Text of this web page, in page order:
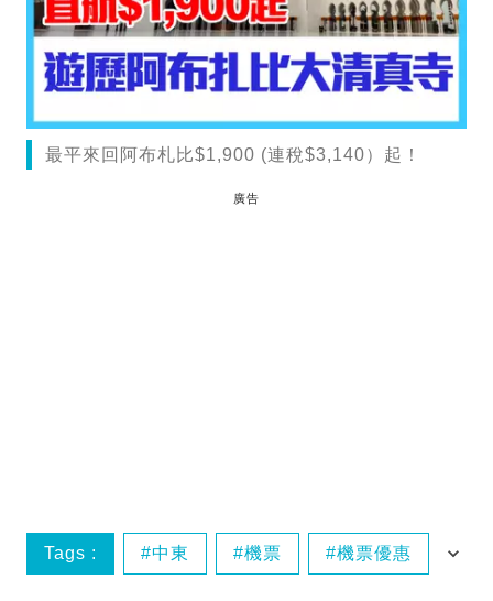
最平來回阿布札比$1,900 (連稅$3,140）起！
廣告
Tags : 中東 機票 機票優惠